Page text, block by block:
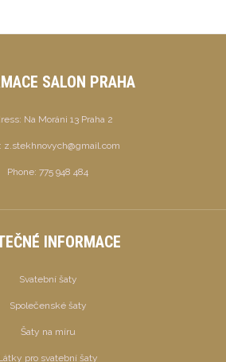
SALON PRAHA
Na Moráni 13 Praha 2
z.stekhnovych@gmail.com
Phone: 775 948 484
INFORMACE
Svatební šaty
Společenské šaty
Šaty na míru
pro svatební šaty